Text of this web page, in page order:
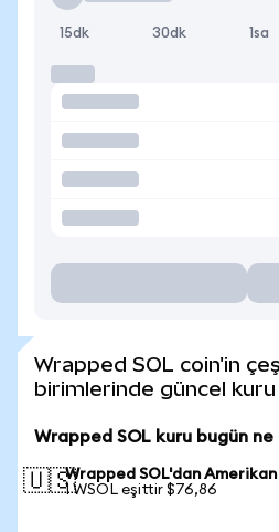
15dk 30dk 1sa
Wrapped SOL coin'in
birimlerinde güncel kuru
Wrapped SOL kuru bugün
🇺🇸Wrapped SOL'dan Amerikan
1 WSOL eşittir $76,86